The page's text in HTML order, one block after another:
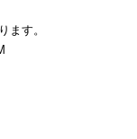
ます。